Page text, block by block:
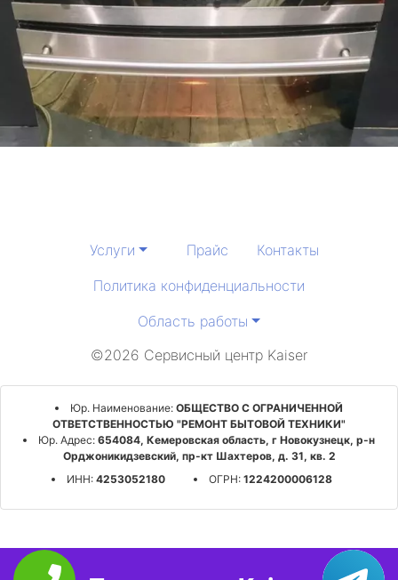
Услуги Прайс
Контакты
Политика конфиденциальности
Область работы
©2026 Сервисный центр Kaiser
Юр. Наименование: ОБЩЕСТВО С ОГРАНИЧЕННОЙ
ОТВЕТСТВЕННОСТЬЮ "РЕМОНТ БЫТОВОЙ ТЕХНИКИ"
Юр. Адрес: 654084, Кемеровская область, г Новокузнецк, р-н
Орджоникидзевский, пр-кт Шахтеров, д. 31, кв. 2
ИНН: 4253052180 ОГРН: 1224200006128